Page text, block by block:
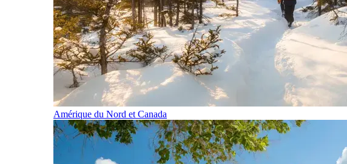
Amérique du Nord et Canada